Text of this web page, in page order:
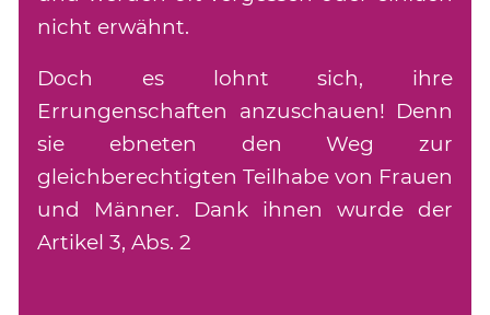
nicht erwähnt.
Doch es lohnt sich, ihre
Errungenschaften anzuschauen! Denn
sie ebneten den Weg zur
gleichberechtigten Teilhabe von Frauen
und Männer. Dank ihnen wurde der
Artikel 3, Abs. 2